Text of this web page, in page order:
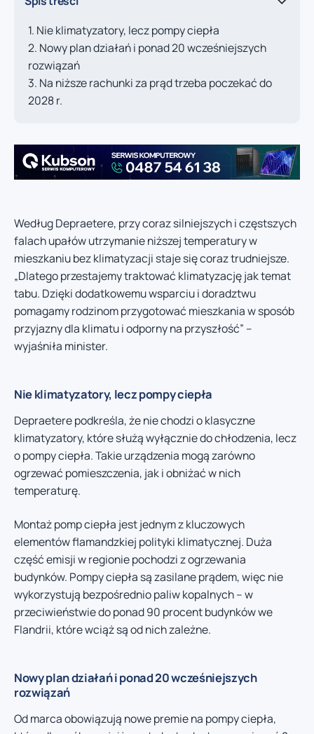
Nie klimatyzatory, lecz pompy ciepła
Nowy plan działań i ponad 20 wcześniejszych
rozwiązań
Na niższe rachunki za prąd trzeba poczekać do
2028 r.
Według Depraetere, przy coraz silniejszych i częstszych
falach upałów utrzymanie niższej temperatury w
mieszkaniu bez klimatyzacji staje się coraz trudniejsze.
„Dlatego przestajemy traktować klimatyzację jak temat
tabu. Dzięki dodatkowemu wsparciu i doradztwu
pomagamy rodzinom przygotować mieszkania w sposób
przyjazny dla klimatu i odporny na przyszłość” –
wyjaśniła minister.
Nie klimatyzatory, lecz pompy ciepła
Depraetere podkreśla, że nie chodzi o klasyczne
klimatyzatory, które służą wyłącznie do chłodzenia, lecz
o pompy ciepła. Takie urządzenia mogą zarówno
ogrzewać pomieszczenia, jak i obniżać w nich
temperaturę.
Montaż pomp ciepła jest jednym z kluczowych
elementów flamandzkiej polityki klimatycznej. Duża
część emisji w regionie pochodzi z ogrzewania
budynków. Pompy ciepła są zasilane prądem, więc nie
wykorzystują bezpośrednio paliw kopalnych – w
przeciwieństwie do ponad 90 procent budynków we
Flandrii, które wciąż są od nich zależne.
Nowy plan działań i ponad 20 wcześniejszych
rozwiązań
Od marca obowiązują nowe premie na pompy ciepła,